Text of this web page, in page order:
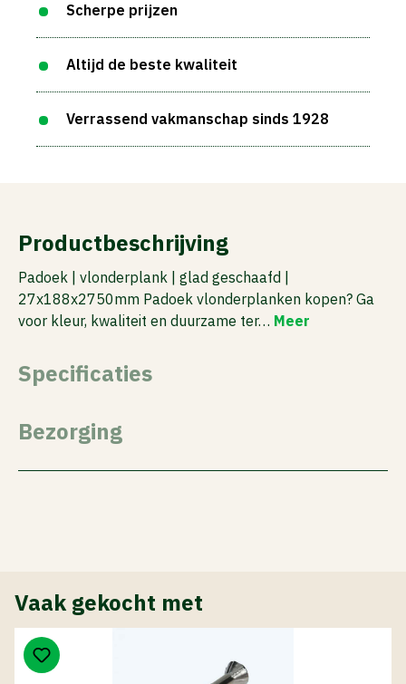
Scherpe prijzen
Altijd de beste kwaliteit
Verrassend vakmanschap sinds 1928
Productbeschrijving
Padoek | vlonderplank | glad geschaafd |
27x188x2750mm Padoek vlonderplanken kopen? Ga
voor kleur, kwaliteit en duurzame ter… Meer
Specificaties
Bezorging
Vaak gekocht met